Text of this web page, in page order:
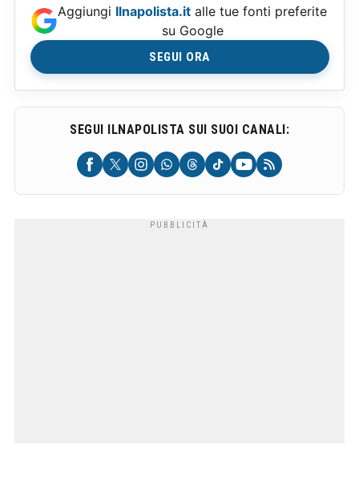
Aggiungi Ilnapolista.it alle tue fonti preferite
su Google
SEGUI ORA
SEGUI ILNAPOLISTA SUI SUOI CANALI: